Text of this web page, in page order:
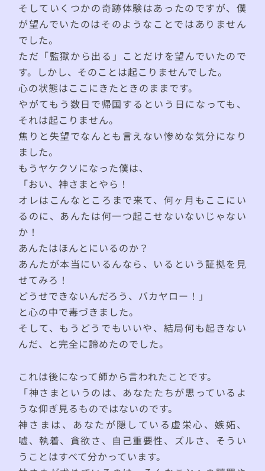
そしていくつかの奇跡体験はあったのですが、僕
が望んでいたのはそのようなことではありません
でした。
ただ「監獄から出る」ことだけを望んでいたので
す。しかし、そのことは起こりませんでした。
心の状態はここにきたときのままです。
やがてもう数日で帰国するという日になっても、
それは起こりません。
焦りと失望でなんとも言えない惨めな気分になり
ました。
もうヤケクソになった僕は、
「おい、神さまとやら！
オレはこんなところまで来て、何ヶ月もここにい
るのに、あんたは何一つ起こせないないじゃない
か！
あんたはほんとにいるのか？
あんたが本当にいるんなら、いるという証拠を見
せてみろ！
どうせできないんだろう、バカヤロー！」
と心の中で毒づきました。
そして、もうどうでもいいや、結局何も起きない
んだ、と完全に諦めたのでした。
これは後になって師から言われたことです。
「神さまというのは、あなたたちが思っているよ
うな仰ぎ見るものではないのです。
神さまは、あなたが隠している虚栄心、嫉妬、
嘘、執着、貪欲さ、自己重要性、ズルさ、そうい
うことはすべて分かっています。